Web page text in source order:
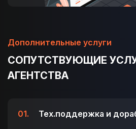
Дополнительные услуги
СОПУТСТВУЮЩИЕ
АГЕНТСТВА
01. Тех.поддержка и